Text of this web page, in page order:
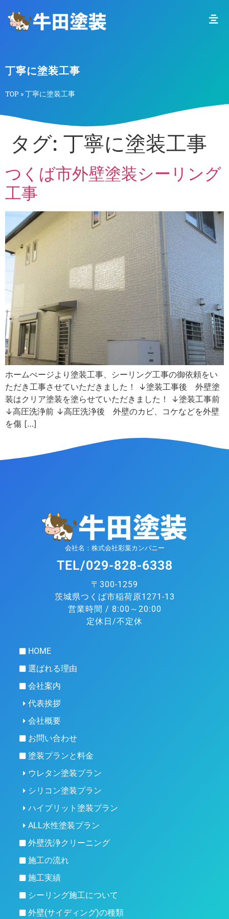
丁寧に塗装工事
TOP »丁寧に塗装工事
タグ: 丁寧に塗装工事
つくば市外壁塗装シーリング
工事
ホームぺージより塗装工事、シーリング工事の御依頼をい
ただき工事させていただきました！ ↓塗装工事後 外壁塗
装はクリア塗装を塗らせていただきました！ ↓塗装工事前
↓高圧洗浄前 ↓高圧洗浄後 外壁のカビ、コケなどを外壁
を傷 […]
会社名：株式会社彩葉カンパニー
TEL/029-828-6338
〒300-1259
茨城県つくば市稲荷原1271-13
営業時間 / 8:00～20:00
定休日/不定休
HOME
選ばれる理由
会社案内
代表挨拶
会社概要
お問い合わせ
塗装プランと料金
ウレタン塗装プラン
シリコン塗装プラン
ハイブリット塗装プラン
ALL水性塗装プラン
外壁洗浄クリーニング
施工の流れ
施工実績
シーリング施工について
外壁(サイディング)の種類